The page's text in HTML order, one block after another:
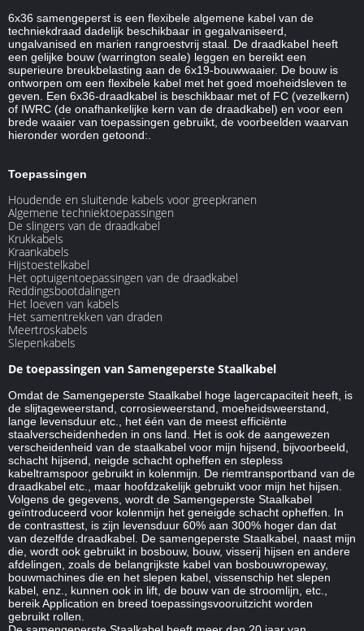
6x36 samengeperst is een flexibele algemene kabel van de
techniekdraad dadelijk beschikbaar in gegalvaniseerd,
ungalvanised en marien rangroestvrij staal. De draadkabel heeft
een gelijke bouw (warrington seale) leggen en bereikt een
superieure breukbelasting aan de 6x19-bouwwaaier. De bouw is
ontworpen om een flexibele kabel met het goed moeheidsleven te
geven. Een 6x36-draadkabel is beschikbaar met of FC (vezelkern)
of IWRC (de onafhankelijke kern van de draadkabel) en voor een
brede waaier van toepassingen gebruikt, de voorbeelden waarvan
hieronder worden getoond:.
Toepassingen
Houdende en sluitende kabels voor greepkranen
Algemene techniektoepassingen
De slingers van de draadkabel
Krukkabels
Kraankabels
Hijstoestelkabel
Het optuigentoepassingen van de draadkabel
Reddingsbootdalingen
Het loeven van kabels
Het samentrekken van draden
Meertroskabels
Slepenkabels
De toepassingen van Samengeperste Staalkabel
Omdat de Samengeperste Staalkabel hoge lagercapaciteit heeft, is
de slijtageweerstand, corrosieweerstand, moeheidsweerstand,
lange levensduur etc., het één van de meest efficiënte
staalverscheidenheden in ons land. Het is ook de aangewezen
verscheidenheid van de staalkabel voor mijn hijsend, bijvoorbeeld,
schacht hijsend, neigde schacht opheffen en stepless
kabeltramspoor gebruikt in kolenmijn. De riemtransportband van de
draadkabel etc., maar hoofdzakelijk gebruikt voor mijn het hijsen.
Volgens de gegevens, wordt de Samengeperste Staalkabel
geïntroduceerd voor kolenmijn het geneigde schacht opheffen. In
de contrasttest, is zijn levensduur 60% aan 300% hoger dan dat
van dezelfde draadkabel. De samengeperste Staalkabel, naast mijn
die, wordt ook gebruikt in bosbouw, bouw, visserij hijsen en andere
afdelingen, zoals de belangrijkste kabel van bosbouwropeway,
bouwmachines die en het slepen kabel, vissenschip het slepen
kabel, enz., kunnen ook in lift, de bouw van de stroomlijn, etc.,
bereik Application en breed toepassingsvooruitzicht worden
gebruikt rollen.